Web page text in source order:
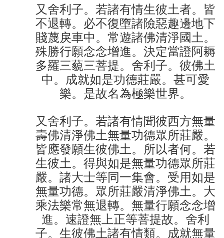
又舍利子。若諸有情生彼土者。皆
不退轉。必不復墮諸險惡趣邊地下
賤蔑戾車中。常遊諸佛清淨國土。
殊勝行願念念增進。決定當證阿耨
多羅三藐三菩提。舍利子。彼佛土
中。成就如是功德莊嚴。甚可愛
樂。是故名為極樂世界。
又舍利子。若諸有情聞彼西方無量
壽佛清淨佛土無量功德眾所莊嚴。
皆應發願生彼佛土。所以者何。若
生彼土。得與如是無量功德眾所莊
嚴。諸大士等同一集會。受用如是
無量功德。眾所莊嚴清淨佛土。大
乘法樂常無退轉。無量行願念念增
進。速證無上正等菩提故。舍利
子。生彼佛土諸有情類。成就無量